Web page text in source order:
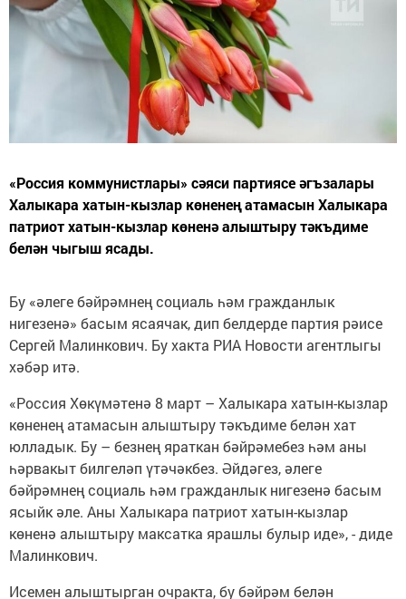
«Россия коммунистлары» сәяси партиясе әгъзалары
Халыкара хатын-кызлар көненең атамасын Халыкара
патриот хатын-кызлар көненә алыштыру тәкъдиме
белән чыгыш ясады.
Бу «әлеге бәйрәмнең социаль һәм гражданлык
нигезенә» басым ясаячак, дип белдерде партия рәисе
Сергей Малинкович. Бу хакта РИА Новости агентлыгы
хәбәр итә.
«Россия Хөкүмәтенә 8 март – Халыкара хатын-кызлар
көненең атамасын алыштыру тәкъдиме белән хат
юлладык. Бу – безнең яраткан бәйрәмебез һәм аны
һәрвакыт билгеләп үтәчәкбез. Әйдәгез, әлеге
бәйрәмнең социаль һәм гражданлык нигезенә басым
ясыйк әле. Аны Халыкара патриот хатын-кызлар
көненә алыштыру максатка ярашлы булыр иде», - диде
Малинкович.
Исемен алыштырган очракта, бу бәйрәм белән